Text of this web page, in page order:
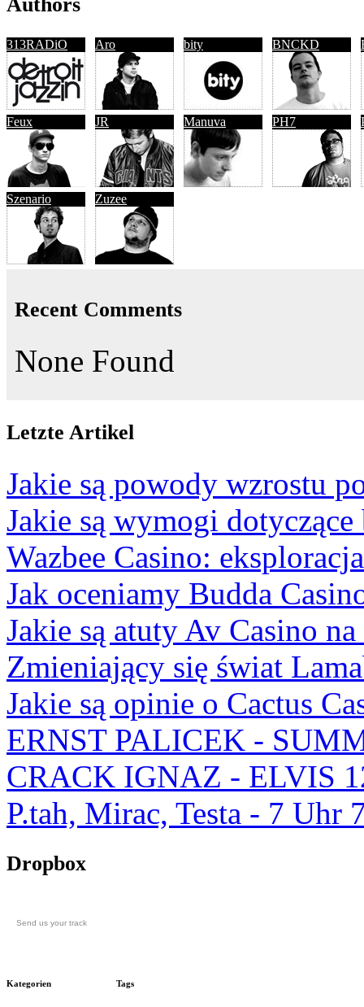
313RADiO Aro bity BNCKD
Feux JR Manuva PH7
Szenario Zuzee
Recent Comments
None Found
Letzte Artikel
Jakie są powody wzrostu
Jakie są wymogi
Wazbee Casino:
Jak oceniamy Budda
Jakie są atuty Av Casino
Zmieniający się świat
Jakie są opinie o Cactus
ERNST PALICEK -
CRACK IGNAZ - ELVIS
P.tah, Mirac, Testa - 7
Dropbox
Send us your track
Kategorien Tags